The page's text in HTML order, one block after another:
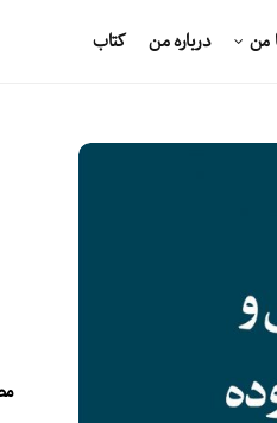
من درباره من کتاب